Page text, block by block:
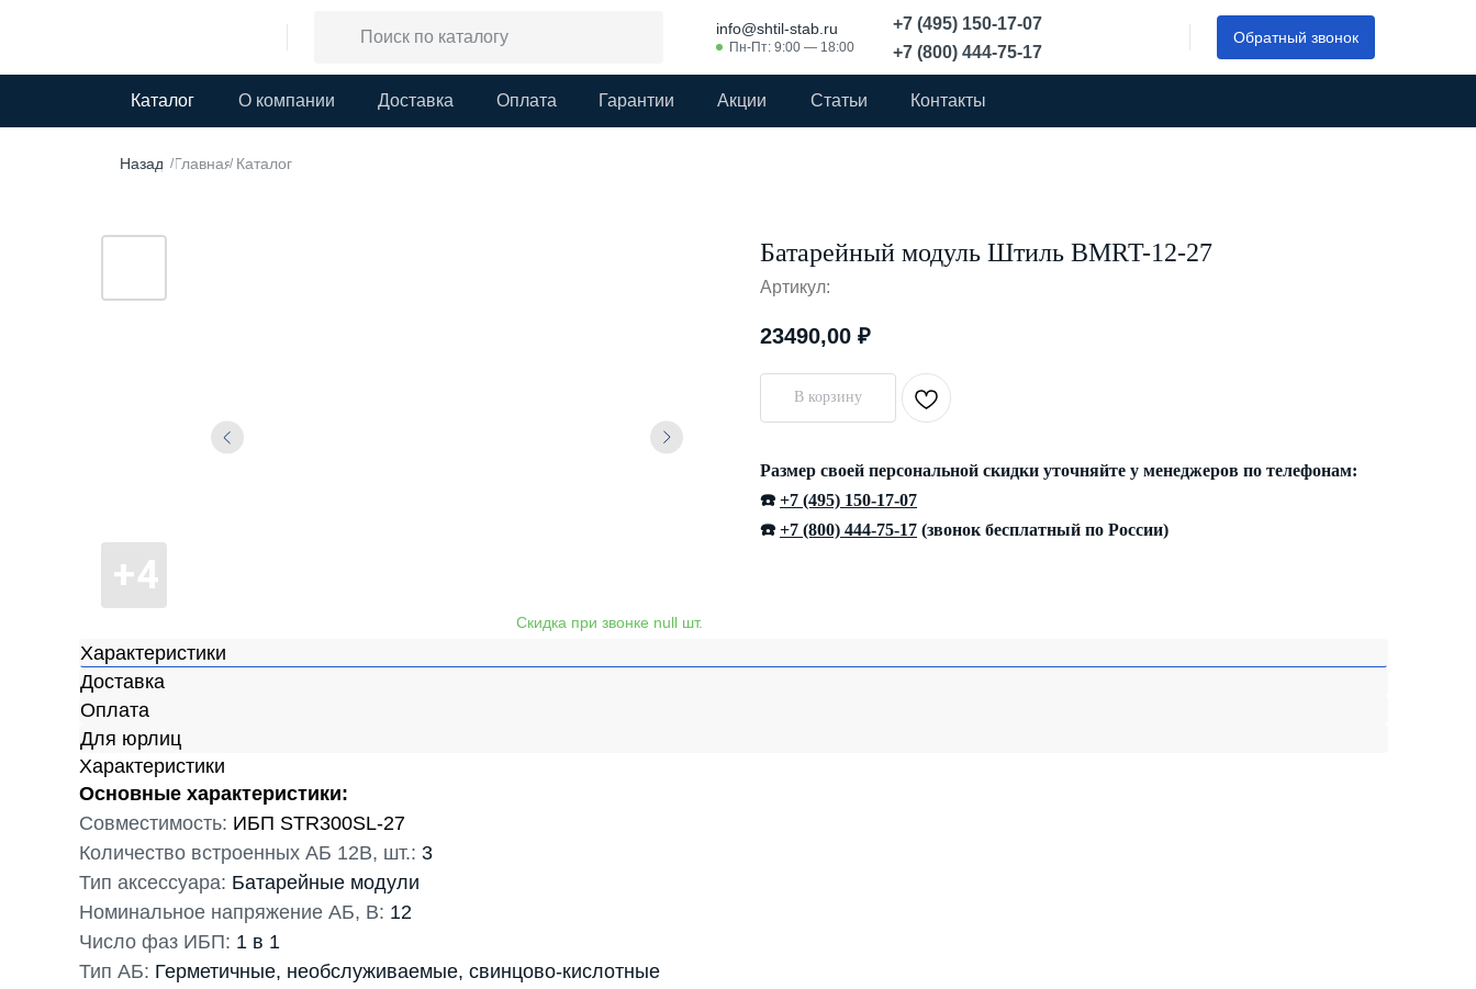
+7 (495) 150-17-07
info@shtil-stab.ru Обратный звонок
Пн-Пт: 9:00 — 18:00 +7 (800) 444-75-17
Каталог О компании Доставка Оплата Гарантии Акции Статьи Контакты
/Главная/ Каталог
Назад
Батарейный модуль Штиль BMRT-12-27
Артикул:
23490,00 ₽
В корзину
Размер своей персональной скидки уточняйте у менеджеров по телефонам:
☎️ +7 (495) 150-17-07
☎️ +7 (800) 444-75-17 (звонок бесплатный по России)
Характеристики
Доставка
Оплата
Для юрлиц
Характеристики
Основные характеристики:
Совместимость: ИБП STR300SL-27
Количество встроенных АБ 12В, шт.: 3
Тип аксессуара: Батарейные модули
Номинальное напряжение АБ, В: 12
Число фаз ИБП: 1 в 1
Тип АБ: Герметичные, необслуживаемые, свинцово-кислотные